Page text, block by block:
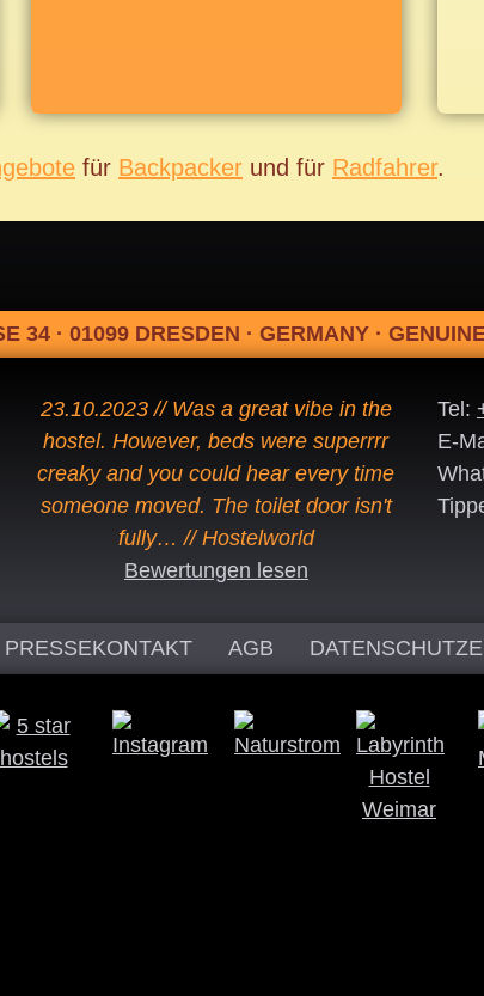
für Backpacker und für Radfahrer.
34 · 01099 DRESDEN · GERMANY ·
23.10.2023 // Was a great vibe in the
hostel. However, beds were superrrr
creaky and you could hear every time
someone moved. The toilet door isn't
fully… // Hostelworld
Bewertungen lesen
Tel:
E-
PRESSEKONTAKT AGB